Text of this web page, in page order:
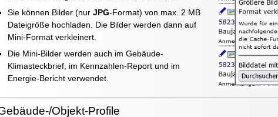
Sie können Bilder (nurJPG-Format) von max. 2 MB
Dateigröße hochladen. Die Bilder werden dann auf
Mini-Format verkleinert.
Die Mini-Bilder werden auch im Gebäude-
Klimasteckbrief, im Kennzahlen-Report und im
Energie-Bericht verwendet.
Objekt-Profile